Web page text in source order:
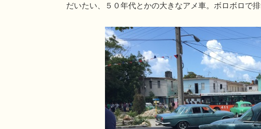
だいたい、５０年代とかの大きなアメ車。ボロボロで排